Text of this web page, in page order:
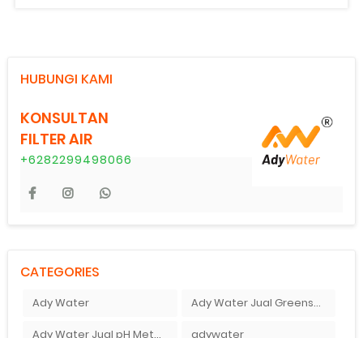
HUBUNGI KAMI
KONSULTAN
FILTER AIR
+6282299498066
CATEGORIES
Ady Water Ady Water Jual Greensand plus
Ady Water Jual pH Meter Murah Bandung adywater